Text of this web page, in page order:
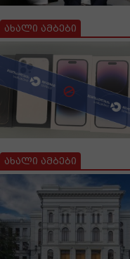
ახალი ამბები
ახალი ამბები